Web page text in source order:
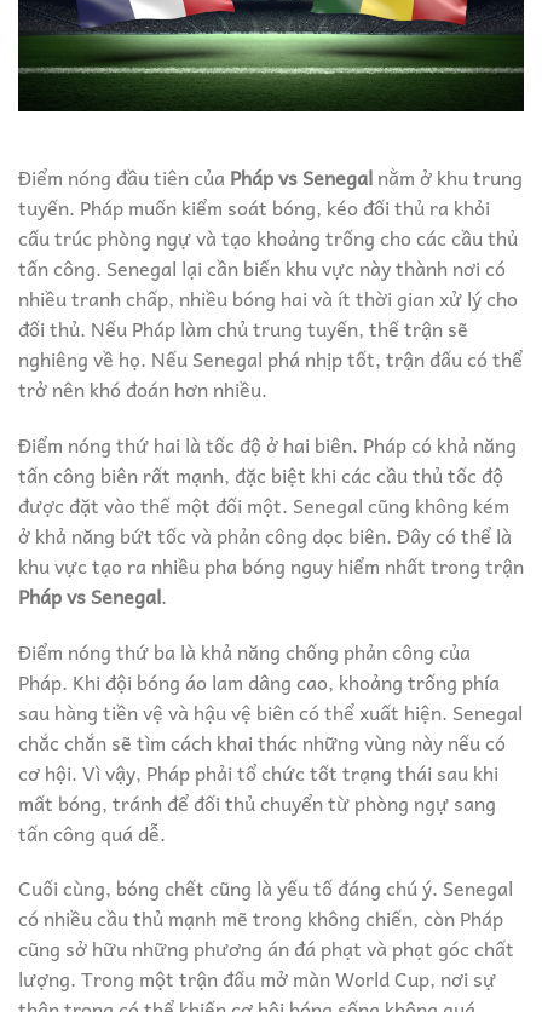
Điểm nóng đầu tiên của Pháp vs Senegalnằm ở khu trung
tuyến. Pháp muốn kiểm soát bóng, kéo đối thủ ra khỏi
cấu trúc phòng ngự và tạo khoảng trống cho các cầu thủ
tấn công. Senegal lại cần biến khu vực này thành nơi có
nhiều tranh chấp, nhiều bóng hai và ít thời gian xử lý cho
đối thủ. Nếu Pháp làm chủ trung tuyến, thế trận sẽ
nghiêng về họ. Nếu Senegal phá nhịp tốt, trận đấu có thể
trở nên khó đoán hơn nhiều.
Điểm nóng thứ hai là tốc độ ở hai biên. Pháp có khả năng
tấn công biên rất mạnh, đặc biệt khi các cầu thủ tốc độ
được đặt vào thế một đối một. Senegal cũng không kém
ở khả năng bứt tốc và phản công dọc biên. Đây có thể là
khu vực tạo ra nhiều pha bóng nguy hiểm nhất trong trận
Pháp vs Senegal.
Điểm nóng thứ ba là khả năng chống phản công của
Pháp. Khi đội bóng áo lam dâng cao, khoảng trống phía
sau hàng tiền vệ và hậu vệ biên có thể xuất hiện. Senegal
chắc chắn sẽ tìm cách khai thác những vùng này nếu có
cơ hội. Vì vậy, Pháp phải tổ chức tốt trạng thái sau khi
mất bóng, tránh để đối thủ chuyển từ phòng ngự sang
tấn công quá dễ.
Cuối cùng, bóng chết cũng là yếu tố đáng chú ý. Senegal
có nhiều cầu thủ mạnh mẽ trong không chiến, còn Pháp
cũng sở hữu những phương án đá phạt và phạt góc chất
lượng. Trong một trận đấu mở màn World Cup, nơi sự